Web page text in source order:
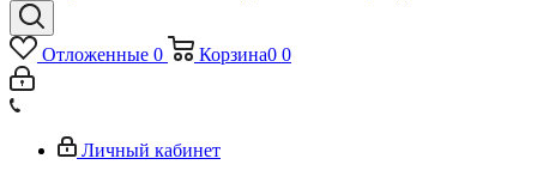
Отложенные 0 Корзина0 0
Личный кабинет